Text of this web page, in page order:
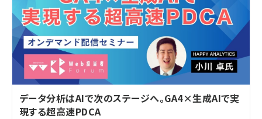
データ分析はAIで次のステージへ。GA4×生成AIで実
現する超高速PDCA